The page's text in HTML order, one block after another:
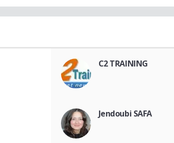
C2 TRAINING
Jendoubi SAFA